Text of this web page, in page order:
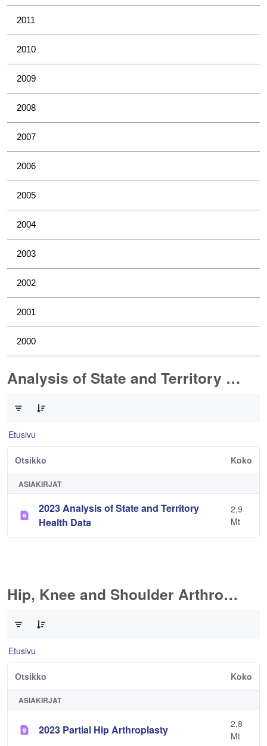
2011
2010
2009
2008
2007
2006
2005
2004
2003
2002
2001
2000
Analysis of State and Territory Health Data
Etusivu
Otsikko Koko
ASIAKIRJAT
2023 Analysis of State and Territory
Health Data
2,9
Mt
Hip, Knee and Shoulder Arthroplasty
Etusivu
Otsikko Koko
ASIAKIRJAT
2023 Partial Hip Arthroplasty
2,8
Mt